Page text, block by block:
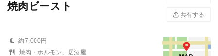
焼肉ビースト
共有する
約7,000円
焼肉・ホルモン、居酒屋